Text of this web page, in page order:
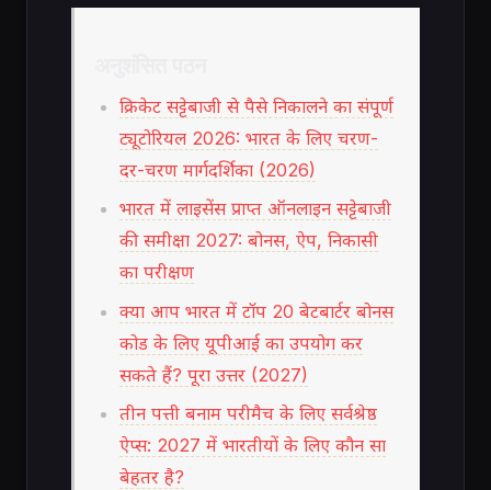
क्रिकेट सट्टेबाजी से पैसे निकालने का संपूर्ण
ट्यूटोरियल 2026: भारत के लिए चरण-
दर-चरण मार्गदर्शिका (2026)
भारत में लाइसेंस प्राप्त ऑनलाइन सट्टेबाजी
की समीक्षा 2027: बोनस, ऐप, निकासी
का परीक्षण
क्या आप भारत में टॉप 20 बेटबार्टर बोनस
कोड के लिए यूपीआई का उपयोग कर
सकते हैं? पूरा उत्तर (2027)
तीन पत्ती बनाम परीमैच के लिए सर्वश्रेष्ठ
ऐप्स: 2027 में भारतीयों के लिए कौन सा
बेहतर है?